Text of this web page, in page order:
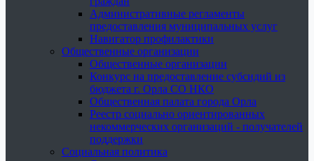
Административные регламенты
предоставления муниципальных услуг
Навигатор профилактики
Общественные организации
Общественные организации
Конкурс на предоставление субсидий из
бюджета г. Орла СО НКО
Общественная палата города Орла
Реестр социально ориентированных
некоммерческих организаций - получателей
поддержки
Социальная политика